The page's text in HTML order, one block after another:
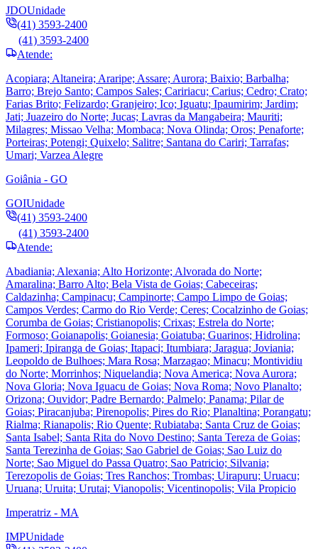
JDOUnidade
(41) 3593-2400
(41) 3593-2400
Atende:
Acopiara; Altaneira; Araripe; Assare; Aurora; Baixio; Barbalha;
Barro; Brejo Santo; Campos Sales; Caririacu; Carius; Cedro; Crato;
Farias Brito; Felizardo; Granjeiro; Ico; Iguatu; Ipaumirim; Jardim;
Jati; Juazeiro do Norte; Jucas; Lavras da Mangabeira; Mauriti;
Milagres; Missao Velha; Mombaca; Nova Olinda; Oros; Penaforte;
Porteiras; Potengi; Quixelo; Salitre; Santana do Cariri; Tarrafas;
Umari; Varzea Alegre
Goiânia - GO
GOIUnidade
(41) 3593-2400
(41) 3593-2400
Atende:
Abadiania; Alexania; Alto Horizonte; Alvorada do Norte;
Amaralina; Barro Alto; Bela Vista de Goias; Cabeceiras;
Caldazinha; Campinacu; Campinorte; Campo Limpo de Goias;
Campos Verdes; Carmo do Rio Verde; Ceres; Cocalzinho de Goias;
Corumba de Goias; Cristianopolis; Crixas; Estrela do Norte;
Formoso; Goianapolis; Goianesia; Goiatuba; Guarinos; Hidrolina;
Ipameri; Ipiranga de Goias; Itapaci; Itumbiara; Jaragua; Joviania;
Leopoldo de Bulhoes; Mara Rosa; Marzagao; Minacu; Montividiu
do Norte; Morrinhos; Niquelandia; Nova America; Nova Aurora;
Nova Gloria; Nova Iguacu de Goias; Nova Roma; Novo Planalto;
Orizona; Ouvidor; Padre Bernardo; Palmelo; Panama; Pilar de
Goias; Piracanjuba; Pirenopolis; Pires do Rio; Planaltina; Porangatu;
Rialma; Rianapolis; Rio Quente; Rubiataba; Santa Cruz de Goias;
Santa Isabel; Santa Rita do Novo Destino; Santa Tereza de Goias;
Santa Terezinha de Goias; Sao Gabriel de Goias; Sao Luiz do
Norte; Sao Miguel do Passa Quatro; Sao Patricio; Silvania;
Terezopolis de Goias; Tres Ranchos; Trombas; Uirapuru; Uruacu;
Uruana; Uruita; Urutai; Vianopolis; Vicentinopolis; Vila Propicio
Imperatriz - MA
IMPUnidade